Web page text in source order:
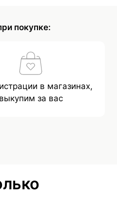
покупке:
в магазинах,
выкупим за вас